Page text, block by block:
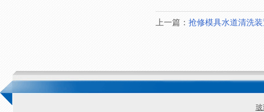
上一篇： 抢修模具水道清洗